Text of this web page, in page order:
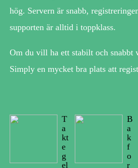
hög. Servern är snabb,
supporten är alltid i toppklass.
Om du vill ha ett stabilt och snabbt
Simply en mycket bra plats att
T
a
kt
e
g
el
B
a
k
f
o
r